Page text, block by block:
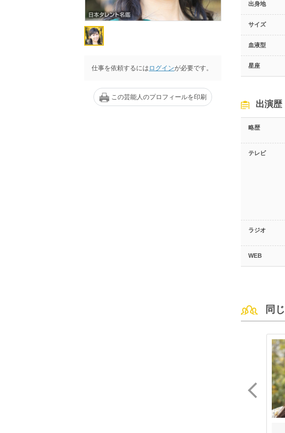
仕事を依頼するには ログインが必要です。
この芸能人のプロフィールを印刷
出身地
サイズ
血液型
星座
出演歴
略歴
テレビ
ラジオ
WEB
同